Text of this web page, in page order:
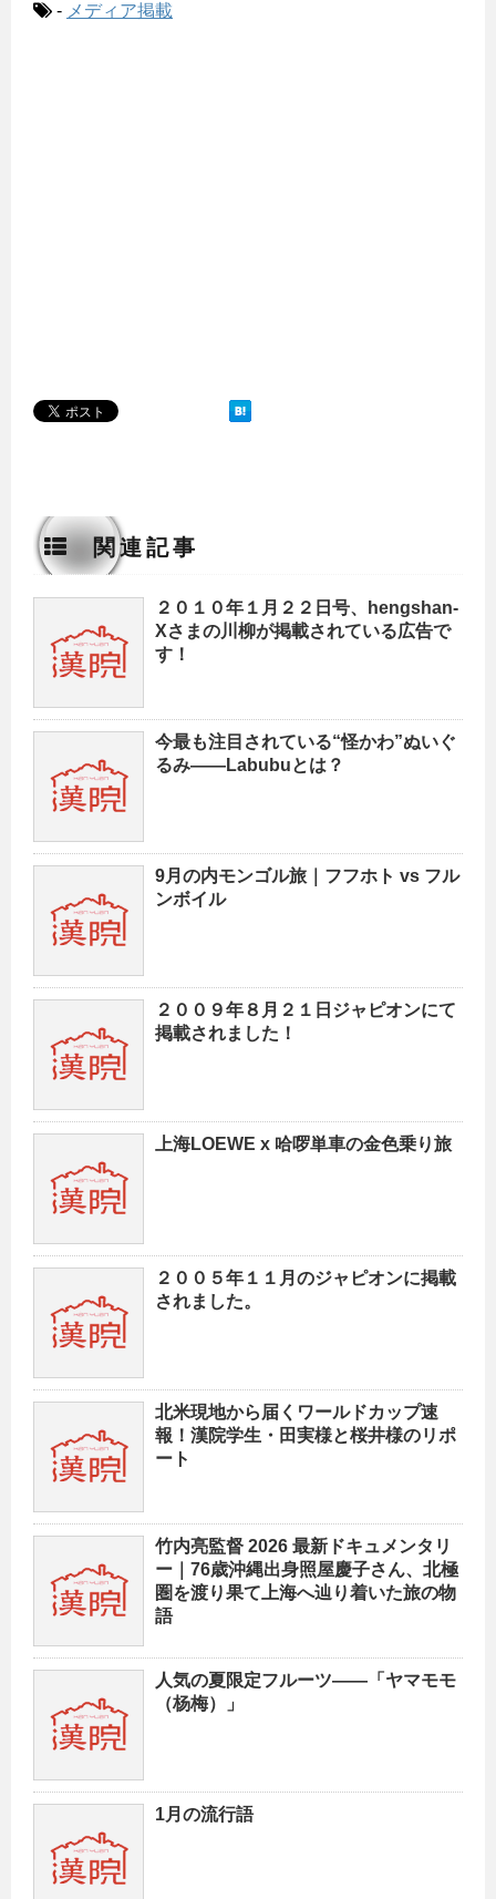
- メディア掲載
関連記事
２０１０年１月２２日号、hengshan-
Xさまの川柳が掲載されている広告で
す！
今最も注目されている“怪かわ”ぬいぐ
るみ——Labubuとは？
9月の内モンゴル旅｜フフホト vs フル
ンボイル
２００９年８月２１日ジャピオンにて
掲載されました！
上海LOEWE x 哈啰単車の金色乗り旅
２００５年１１月のジャピオンに掲載
されました。
北米現地から届くワールドカップ速
報！漢院学生・田実様と桜井様のリポ
ート
竹内亮監督 2026 最新ドキュメンタリ
ー｜76歳沖縄出身照屋慶子さん、北極
圏を渡り果て上海へ辿り着いた旅の物
語
人気の夏限定フルーツ——「ヤマモモ
（杨梅）」
1月の流行語